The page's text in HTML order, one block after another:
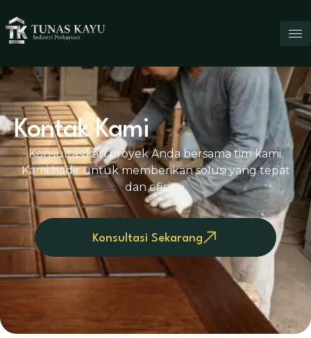
Kontak Kami
Konsultasikan proyek Anda bersama tim kami.
Kami hadir untuk memberikan solusi yang tepat
dan efisien.
Konsultasi Sekarang